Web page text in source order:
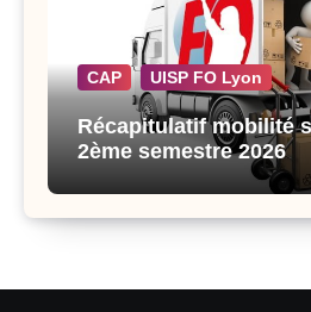
CAP UISP FO Lyon
Récapitulatif mobilité
2ème semestre 2026